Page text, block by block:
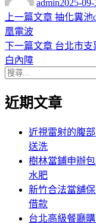
admin
日
2025-09-
文
章
導
覽
上一篇文章 上
篇
抽化糞池
凰電波
下一篇文章 下
章:
台北市支
白內障
搜
關
近期文章
近視雷射的腹
送洗
樹林當鋪申辦
水肥
新竹合法當舖
借款
台北高級餐廳